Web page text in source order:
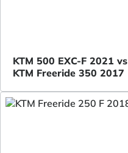
KTM 500 EXC-F 2021 vs
KTM Freeride 350 2017